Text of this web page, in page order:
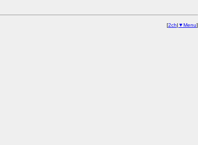
[2ch| ▼Menu]